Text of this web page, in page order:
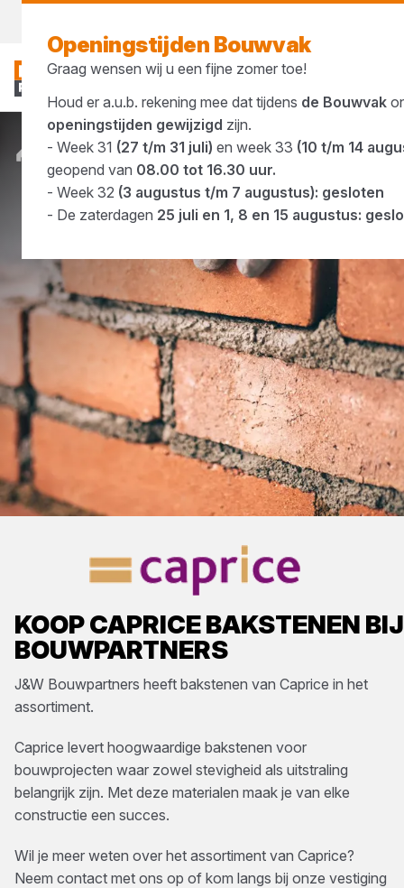
KOOPCAPRICEBAKSTENEN
BOUWPARTNERS
J&W Bouwpartners heeft bakstenen van Caprice in het
assortiment.
Caprice levert hoogwaardige bakstenen voor
bouwprojecten waar zowel stevigheid als uitstraling
belangrijk zijn. Met deze materialen maak je van elke
constructie een succes.
Wil je meer weten over het assortiment van Caprice?
Neem contact met ons op of kom langs bij onze vestiging
Merken Caprice
Openingstijden Bouwvak
Graag wensen wij u een fijne zomer toe!
Houd er a.u.b. rekening mee dat tijdens de Bouwvak
openingstijden gewijzigd zijn.
- Week 31 (27 t/m 31 juli) en week 33 (10 t/m 14
geopend van 08.00 tot 16.30 uur.
- Week 32 (3 augustus t/m 7 augustus): gesloten
- De zaterdagen 25 juli en 1, 8 en 15 augustus: